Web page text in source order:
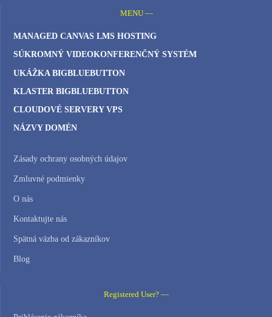
MENU —
MANAGED CANVAS LMS HOSTING
SÚKROMNÝ VIDEOKONFERENČNÝ SYSTÉM
UKÁŽKA BIGBLUEBUTTON
KLASTER BIGBLUEBUTTON
CLOUDOVÉ SERVERY VPS
NÁZVY DOMÉN
Zásady ochrany osobných údajov
Zmluvné podmienky
O nás
Kontaktujte nás
Spätná väzba od zákazníkov
Blog
Registered User? —